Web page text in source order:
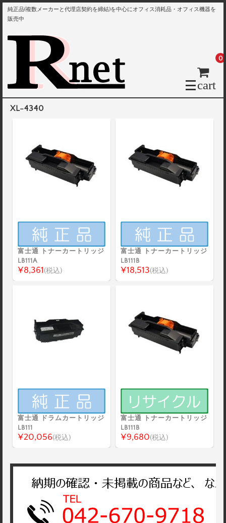
純正品(複数メーカーと代理店契約を締結)を中心にオフィス消耗品・オフィス機器を
販売中
cart
0
XL-4340
富士通 トナーカートリッジ
LB111A
¥8,361(税込)
富士通 トナーカートリッジ
LB111B
¥18,513(税込)
富士通 ドラムカートリッジ
LB111
¥20,056(税込)
富士通 トナーカートリッジ
LB111B
¥9,680(税込)